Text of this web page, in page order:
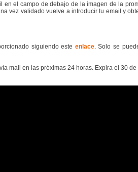
en el campo de debajo de la imagen de la
vez validado vuelve a introducir tu email y
siguiendo este enlace. Solo se
mail en las próximas 24 horas. Expira el 30